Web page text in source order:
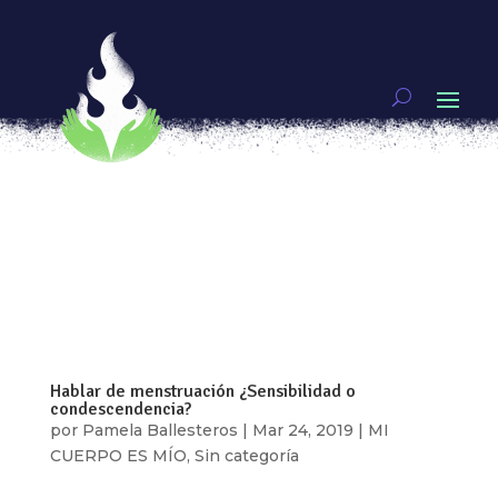
Moxie, fanzines, déjà vu y punk
porItzel Plascencia
Mujeres
guerreras
[vc_row type=»in_container»
Hablar de menstruación ¿Sensibilidad o
condescendencia?
por Pamela Ballesteros | Mar 24, 2019 | MI
CUERPO ES MÍO, Sin categoría